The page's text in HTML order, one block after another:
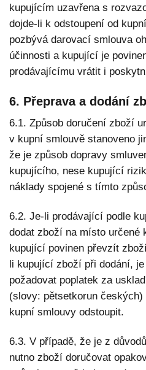
kupujícím uzavřena s
dojde-li k odstoupení od
pozbývá darovací smlouva
účinnosti a kupující je
prodávajícímu vrátit i
6. Přeprava a dodání
6.1. Způsob doručení zboží
v kupní smlouvě stanoveno
že je způsob dopravy
kupujícího, nese kupující
náklady spojené s tímto
6.2. Je-li prodávající podle
dodat zboží na místo určené
kupující povinen převzít
li kupující zboží při dodání,
požadovat poplatek za
(slovy: pětsetkorun českých)
kupní smlouvy odstoupit.
6.3. V případě, že je z
nutno zboží doručovat